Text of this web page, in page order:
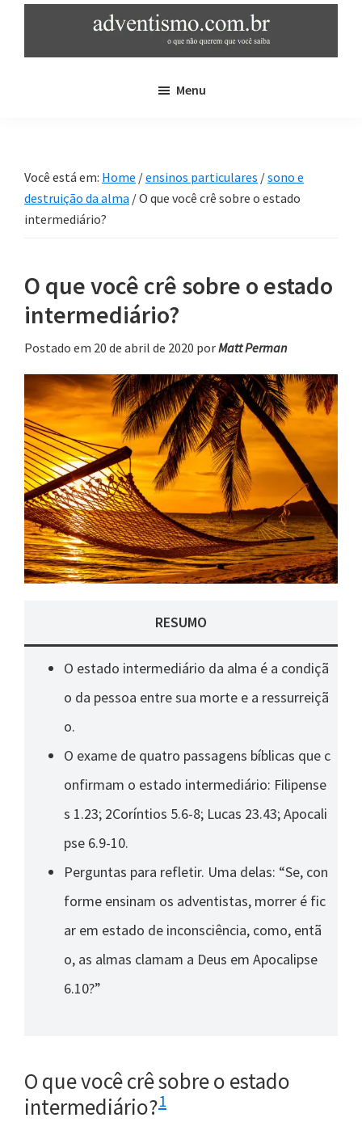
main
sidebar
que
você
Menu
Você está em: Home /ensinos particulares /sono e
destruição da alma /O que você crê sobre o estado
intermediário?
O que você crê sobre o estado
intermediário?
Postado em 20 de abril de 2020 porMatt Perman
RESUMO
O estado intermediário da alma é a condiçã
o da pessoa entre sua morte e a ressurreiçã
o.
O exame de quatro passagens bíblicas que c
onfirmam o estado intermediário: Filipense
s 1.23; 2Coríntios 5.6-8; Lucas 23.43; Apocali
pse 6.9-10.
Perguntas para refletir. Uma delas: “Se, con
forme ensinam os adventistas, morrer é fic
ar em estado de inconsciência, como, entã
o, as almas clamam a Deus em Apocalipse
6.10?”
O que você crê sobre o estado
intermediário?1